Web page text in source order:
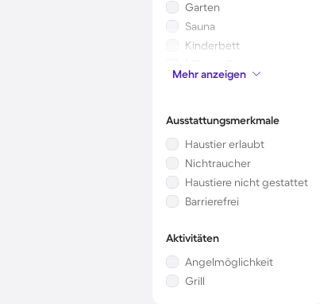
Garten
Sauna
Kinderbett
Mikrowelle
Klimaanlage
Mehr anzeigen
Ausstattungsmerkmale
Haustier erlaubt
Nichtraucher
Haustiere nicht gestattet
Barrierefrei
Aktivitäten
Angelmöglichkeit
Grill